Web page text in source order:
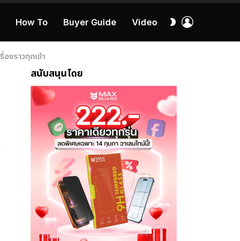
How To Buyer Guide Video
สลับ
งราวทุกเช้า
สนับสนุนโดย